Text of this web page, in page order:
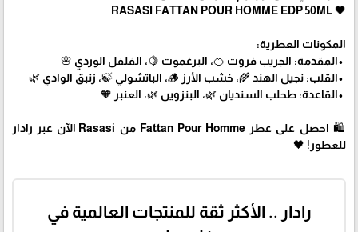
🖤 RASASI FATTAN POUR HOMME EDP 50ML
المكونات العطرية:
•المقدمة: الجريب فروت 🍊، البرغموت 🍋، الفلفل الوردي 🌸
•القلب: نجيل الهند 🌾، خشب الأرز 🪵، الباتشولي 🍃، زنبق الوادي 🌿
•القاعدة: طحلب السنديان 🌿، البنزوين 🌿، العنبر 🧡
🛍 احصل على عطر Fattan Pour Homme من Rasasi الآن عبر رادار
للعطور! 🖤
رادار .. الأكثر ثقة للمنتجات العالمية في